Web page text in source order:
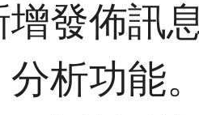
發佈訊
分析功能